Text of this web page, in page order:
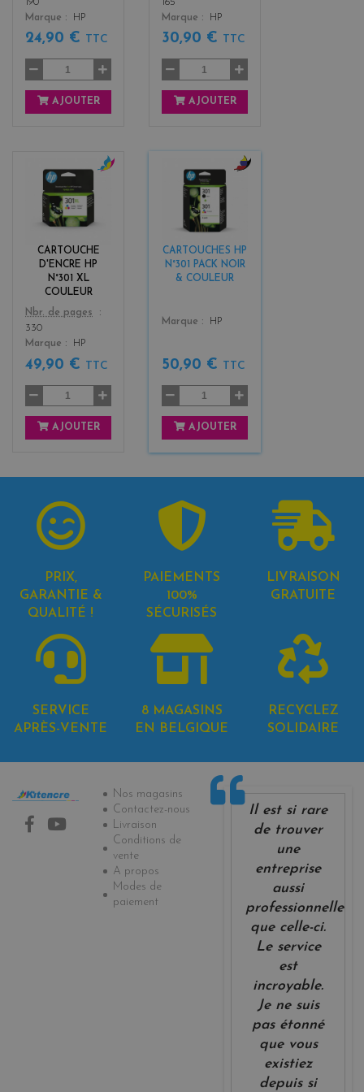
190
Marque
HP
24,90 € TTC
AJOUTER
165
Marque
HP
30,90 € TTC
AJOUTER
CARTOUCHE
D'ENCRE HP
N°301 XL
COULEUR
Color
r
Nbr. de pages
330
Marque
HP
49,90 € TTC
AJOUTER
CARTOUCHES HP
N°301 PACK NOIR
& COULEUR
Color
k
+
Marque HP
50,90 € TTC
AJOUTER
PRIX,
GARANTIE &
QUALITÉ !
PAIEMENTS
100%
SÉCURISÉS
LIVRAISON
GRATUITE
SERVICE
APRÈS-VENTE
8 MAGASINS
EN BELGIQUE
RECYCLEZ
SOLIDAIRE
Informations
Nos magasins
Contactez-nous
Livraison
Conditions de
vente
A propos
Modes de
paiement
Il est si rare
de trouver
une
entreprise
aussi
professionnelle
que celle-ci.
Le service
est
incroyable.
Je ne suis
pas étonné
que vous
existiez
depuis si